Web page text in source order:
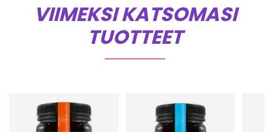
VIIMEKSI KATSOMASI
TUOTTEET